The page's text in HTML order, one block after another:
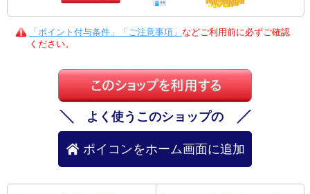
「ポイント付与条件」「ご注意事項」 などご利用前に必ずご確認
ください。
よく使うこのショップの
ポイコンをホーム画面に追加